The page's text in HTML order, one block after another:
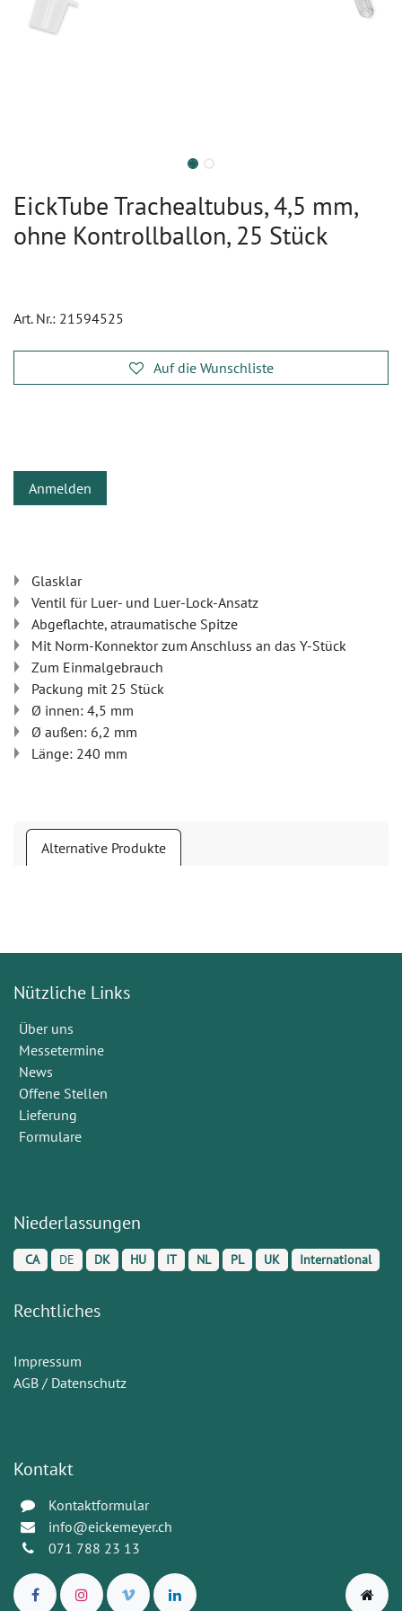
EickTube Trachealtubus, 4,5 mm,
ohne Kontrollballon, 25 Stück
Art. Nr.: 21594525
Auf die Wunschliste
Anmelden
Glasklar
Ventil für Luer- und Luer-Lock-Ansatz
Abgeflachte, atraumatische Spitze
Mit Norm-Konnektor zum Anschluss an das Y-Stück
Zum Einmalgebrauch
Packung mit 25 Stück
Ø innen: 4,5 mm
Ø außen: 6,2 mm
Länge: 240 mm
Alternative Produkte
Nützliche Links
Über uns
Messetermine
News
Offene Stellen
Lieferung
Formulare
Niederlassungen
CA DE DK HU IT NL PL UK International
Rechtliches
Impressum
AGB / Datenschutz
Kontakt
Kontaktformular
info@eickemeyer.ch
071 788 23 13